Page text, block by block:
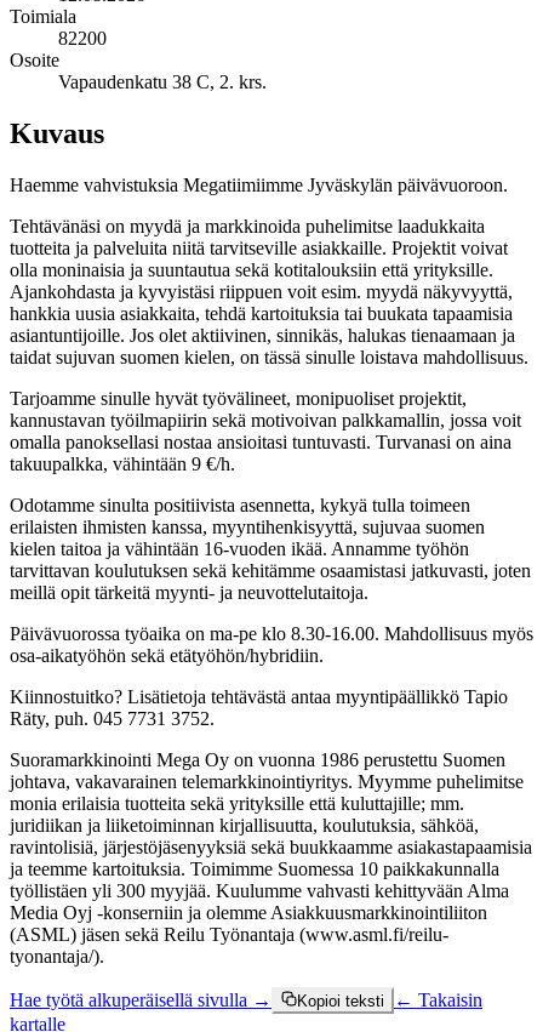
Toimiala
82200
Osoite
Vapaudenkatu 38 C, 2. krs.
Kuvaus
Haemme vahvistuksia Megatiimiimme Jyväskylän päivävuoroon.
Tehtävänäsi on myydä ja markkinoida puhelimitse laadukkaita
tuotteita ja palveluita niitä tarvitseville asiakkaille. Projektit voivat
olla moninaisia ja suuntautua sekä kotitalouksiin että yrityksille.
Ajankohdasta ja kyvyistäsi riippuen voit esim. myydä näkyvyyttä,
hankkia uusia asiakkaita, tehdä kartoituksia tai buukata tapaamisia
asiantuntijoille. Jos olet aktiivinen, sinnikäs, halukas tienaamaan ja
taidat sujuvan suomen kielen, on tässä sinulle loistava mahdollisuus.
Tarjoamme sinulle hyvät työvälineet, monipuoliset projektit,
kannustavan työilmapiirin sekä motivoivan palkkamallin, jossa voit
omalla panoksellasi nostaa ansioitasi tuntuvasti. Turvanasi on aina
takuupalkka, vähintään 9 €/h.
Odotamme sinulta positiivista asennetta, kykyä tulla toimeen
erilaisten ihmisten kanssa, myyntihenkisyyttä, sujuvaa suomen
kielen taitoa ja vähintään 16-vuoden ikää. Annamme työhön
tarvittavan koulutuksen sekä kehitämme osaamistasi jatkuvasti, joten
meillä opit tärkeitä myynti- ja neuvottelutaitoja.
Päivävuorossa työaika on ma-pe klo 8.30-16.00. Mahdollisuus myös
osa-aikatyöhön sekä etätyöhön/hybridiin.
Kiinnostuitko? Lisätietoja tehtävästä antaa myyntipäällikkö Tapio
Räty, puh. 045 7731 3752.
Suoramarkkinointi Mega Oy on vuonna 1986 perustettu Suomen
johtava, vakavarainen telemarkkinointiyritys. Myymme puhelimitse
monia erilaisia tuotteita sekä yrityksille että kuluttajille; mm.
juridiikan ja liiketoiminnan kirjallisuutta, koulutuksia, sähköä,
ravintolisiä, järjestöjäsenyyksiä sekä buukkaamme asiakastapaamisia
ja teemme kartoituksia. Toimimme Suomessa 10 paikkakunnalla
työllistäen yli 300 myyjää. Kuulumme vahvasti kehittyvään Alma
Media Oyj -konserniin ja olemme Asiakkuusmarkkinointiliiton
(ASML) jäsen sekä Reilu Työnantaja (www.asml.fi/reilu-
tyonantaja/).
Hae työtä alkuperäisellä sivulla → Kopioi teksti
← Takaisin
kartalle